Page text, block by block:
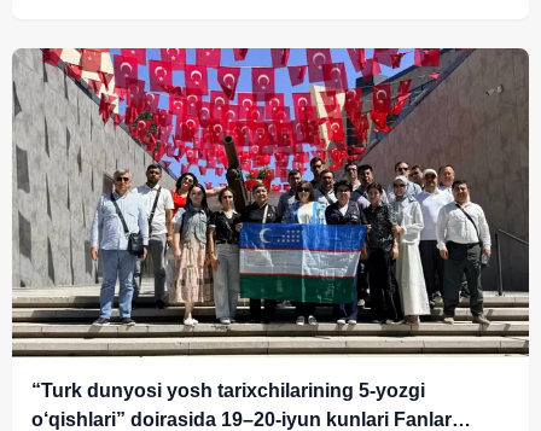
“Turk dunyosi yosh tarixchilarining 5-yozgi
o‘qishlari” doirasida 19–20-iyun kunlari Fanlar